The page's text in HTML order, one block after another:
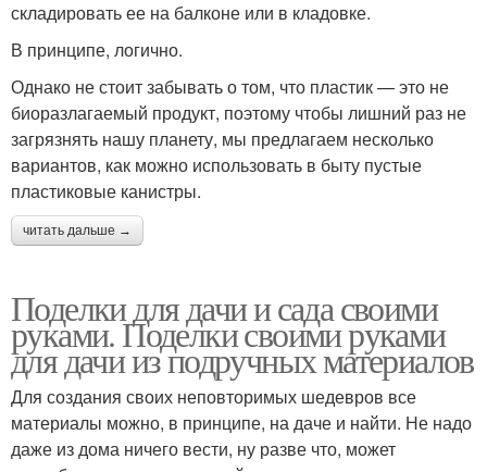
складировать ее на балконе или в кладовке.
В принципе, логично.
Однако не стоит забывать о том, что пластик — это не
биоразлагаемый продукт, поэтому чтобы лишний раз не
загрязнять нашу планету, мы предлагаем несколько
вариантов, как можно использовать в быту пустые
пластиковые канистры.
читать дальше →
Поделки для дачи и сада своими
руками. Поделки своими руками
для дачи из подручных материалов
Для создания своих неповторимых шедевров все
материалы можно, в принципе, на даче и найти. Не надо
даже из дома ничего вести, ну разве что, может